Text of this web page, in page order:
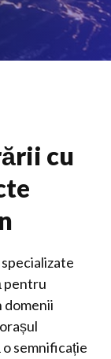
cu
pentru
domenii
semnificație